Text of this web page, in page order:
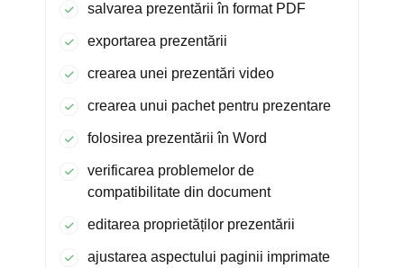
salvarea prezentării în format PDF
exportarea prezentării
crearea unei prezentări video
crearea unui pachet pentru prezentare
folosirea prezentării în Word
verificarea problemelor de
compatibilitate din document
editarea proprietăților prezentării
ajustarea aspectului paginii imprimate